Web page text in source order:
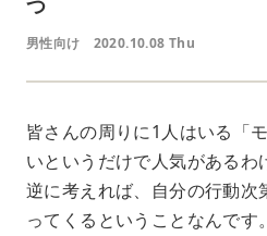
男性向け 2020.10.08 Thu
皆さんの周りに1人はいる「
いというだけで人気があるわ
逆に考えれば、自分の行動次
ってくるということなんです。